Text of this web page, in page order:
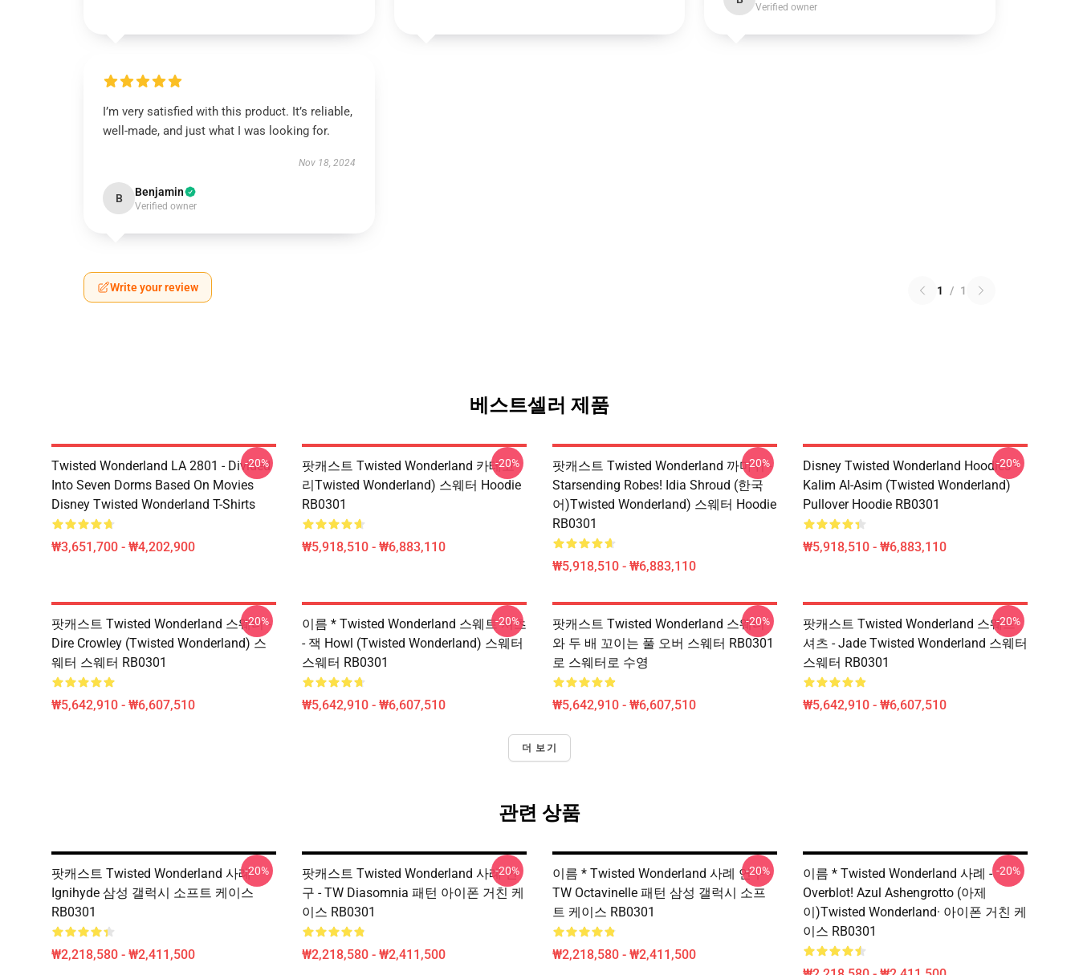
Verified owner
I’m very satisfied with this product. It’s reliable,
well-made, and just what I was looking for.
Nov 18, 2024
B Benjamin
Verified owner
Write your review 1 / 1
베스트셀러 제품
Twisted Wonderland LA 2801 - Divided
Into Seven Dorms Based On Movies
Disney Twisted Wonderland T-Shirts
₩3,651,700 - ₩4,202,900
-20%
팟캐스트 Twisted Wonderland 카테고
리Twisted Wonderland) 스웨터 Hoodie
RB0301
₩5,918,510 - ₩6,883,110
-20%
팟캐스트 Twisted Wonderland 까마귀 -
Starsending Robes! Idia Shroud (한국
어)Twisted Wonderland) 스웨터 Hoodie
RB0301
₩5,918,510 - ₩6,883,110
-20%
Disney Twisted Wonderland Hoodies -
Kalim Al-Asim (Twisted Wonderland)
Pullover Hoodie RB0301
₩5,918,510 - ₩6,883,110
-20%
팟캐스트 Twisted Wonderland 스웨터 -
Dire Crowley (Twisted Wonderland) 스
웨터 스웨터 RB0301
₩5,642,910 - ₩6,607,510
-20%
이름 * Twisted Wonderland 스웨트 셔츠
- 잭 Howl (Twisted Wonderland) 스웨터
스웨터 RB0301
₩5,642,910 - ₩6,607,510
-20%
팟캐스트 Twisted Wonderland 스웨터
와 두 배 꼬이는 풀 오버 스웨터 RB0301
로 스웨터로 수영
₩5,642,910 - ₩6,607,510
-20%
팟캐스트 Twisted Wonderland 스웨트
셔츠 - Jade Twisted Wonderland 스웨터
스웨터 RB0301
₩5,642,910 - ₩6,607,510
-20%
더 보기
관련 상품
팟캐스트 Twisted Wonderland 사례 -
Ignihyde 삼성 갤럭시 소프트 케이스
RB0301
₩2,218,580 - ₩2,411,500
-20%
팟캐스트 Twisted Wonderland 사례 연
구 - TW Diasomnia 패턴 아이폰 거친 케
이스 RB0301
₩2,218,580 - ₩2,411,500
-20%
이름 * Twisted Wonderland 사례 연구 -
TW Octavinelle 패턴 삼성 갤럭시 소프
트 케이스 RB0301
₩2,218,580 - ₩2,411,500
-20%
이름 * Twisted Wonderland 사례 -
Overblot! Azul Ashengrotto (아제
이)Twisted Wonderland· 아이폰 거친 케
이스 RB0301
-20%